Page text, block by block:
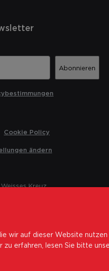
Abonnieren
Kreuz
Cookie Policy
ändern
wir auf dieser Website nutzen
zu erfahren, lesen Sie bitte